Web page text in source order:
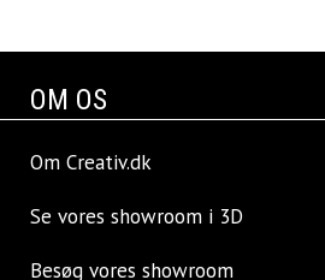
OM OS
Om Creativ.dk
Se vores showroom i 3D
Besøg vores showroom